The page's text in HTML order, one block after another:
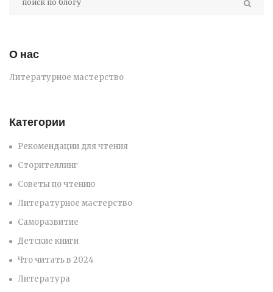
О нас
Литературное мастерство
Категории
Рекомендации для чтения
Сторителлинг
Советы по чтению
Литературное мастерство
Саморазвитие
Детские книги
Что читать в 2024
Литература